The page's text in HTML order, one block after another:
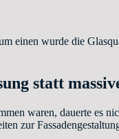
einen wurde die
statt
waren, dauerte es
zur